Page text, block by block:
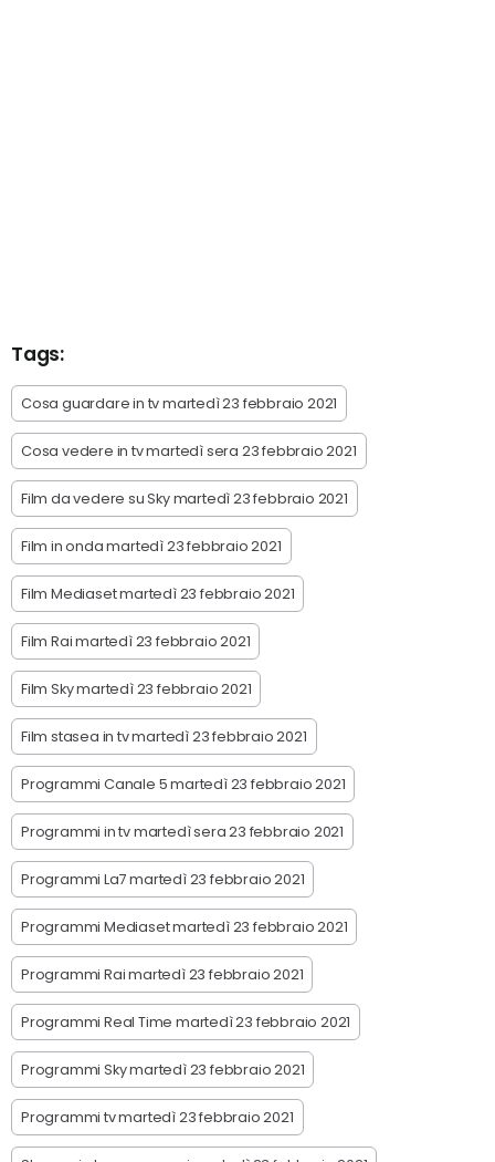
Tags:
Cosa guardare in tv martedì 23 febbraio 2021
Cosa vedere in tv martedì sera 23 febbraio 2021
Film da vedere su Sky martedì 23 febbraio 2021
Film in onda martedì 23 febbraio 2021
Film Mediaset martedì 23 febbraio 2021
Film Rai martedì 23 febbraio 2021
Film Sky martedì 23 febbraio 2021
Film stasea in tv martedì 23 febbraio 2021
Programmi Canale 5 martedì 23 febbraio 2021
Programmi in tv martedì sera 23 febbraio 2021
Programmi La7 martedì 23 febbraio 2021
Programmi Mediaset martedì 23 febbraio 2021
Programmi Rai martedì 23 febbraio 2021
Programmi Real Time martedì 23 febbraio 2021
Programmi Sky martedì 23 febbraio 2021
Programmi tv martedì 23 febbraio 2021